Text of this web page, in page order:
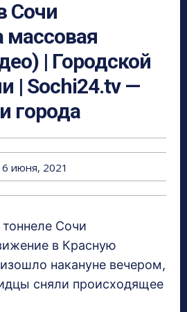
Сочи
| Городской
| Sochi24.tv —
города
июня, 2021
Сочи
в Красную
накануне вечером,
сняли происходящее